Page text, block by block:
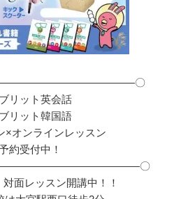
〇
リット英会話
リット韓国語
×オンラインレッスン
約受付中！
〇
面レッスン開講中！！